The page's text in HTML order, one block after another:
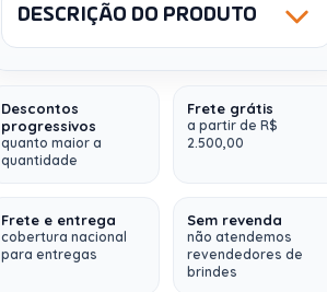
DESCRIÇÃO DO PRODUTO
Kit Start(Personalize do seu jeito, com a
identidade de sua empresa)
lugar do Brasil)
Descontos
progressivos
quanto maior a
quantidade
Frete grátis
a partir de R$
2.500,00
Frete e entrega
cobertura nacional
para entregas
Sem revenda
não atendemos
revendedores de
brindes